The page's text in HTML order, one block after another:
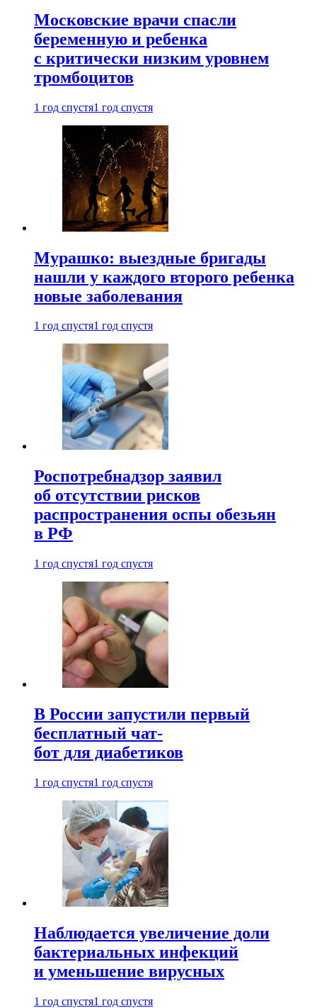
Московские врачи спасли
беременную и ребенка
с критически низким уровнем
тромбоцитов
1 год спустя1 год спустя
Мурашко: выездные бригады
нашли у каждого второго ребенка
новые заболевания
1 год спустя1 год спустя
Роспотребнадзор заявил
об отсутствии рисков
распространения оспы обезьян
в РФ
1 год спустя1 год спустя
В России запустили первый
бесплатный чат-
бот для диабетиков
1 год спустя1 год спустя
Наблюдается увеличение доли
бактериальных инфекций
и уменьшение вирусных
1 год спустя1 год спустя